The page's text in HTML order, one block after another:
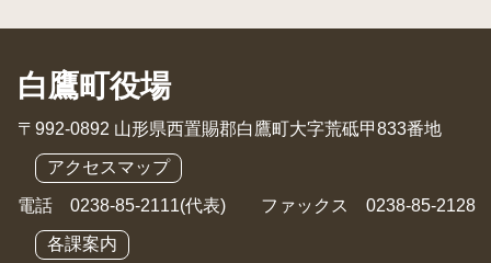
白鷹町役場
〒992-0892 山形県西置賜郡白鷹町大字荒砥甲833番地
アクセスマップ
電話 0238-85-2111(代表) ファックス 0238-85-2128
各課案内